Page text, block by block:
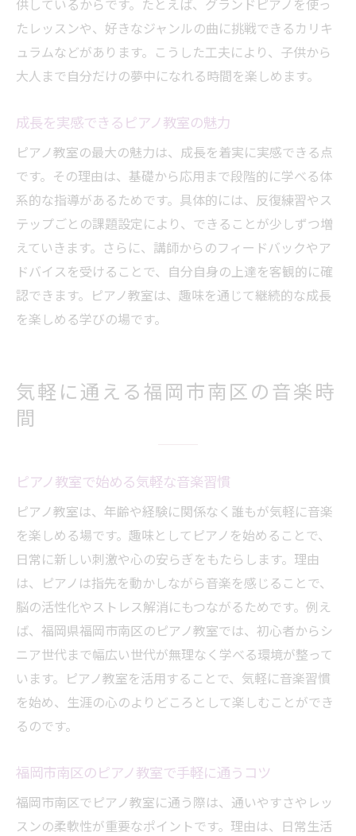
供しているからです。たとえば、グランドピアノを使っ
たレッスンや、好きなジャンルの曲に挑戦できるカリキ
ュラムなどがあります。こうした工夫により、子供から
大人まで自分だけの夢中になれる時間を楽しめます。
成長を実感できるピアノ教室の魅力
ピアノ教室の最大の魅力は、成長を着実に実感できる点
です。その理由は、基礎から応用まで段階的に学べる体
系的な指導があるためです。具体的には、反復練習やス
テップごとの課題設定により、できることが少しずつ増
えていきます。さらに、講師からのフィードバックやア
ドバイスを受けることで、自分自身の上達を客観的に確
認できます。ピアノ教室は、趣味を通じて継続的な成長
を楽しめる学びの場です。
気軽に通える福岡市南区の音楽時
間
ピアノ教室で始める気軽な音楽習慣
ピアノ教室は、年齢や経験に関係なく誰もが気軽に音楽
を楽しめる場です。趣味としてピアノを始めることで、
日常に新しい刺激や心の安らぎをもたらします。理由
は、ピアノは指先を動かしながら音楽を感じることで、
脳の活性化やストレス解消にもつながるためです。例え
ば、福岡県福岡市南区のピアノ教室では、初心者からシ
ニア世代まで幅広い世代が無理なく学べる環境が整って
います。ピアノ教室を活用することで、気軽に音楽習慣
を始め、生涯の心のよりどころとして楽しむことができ
るのです。
福岡市南区のピアノ教室で手軽に通うコツ
福岡市南区でピアノ教室に通う際は、通いやすさやレッ
スンの柔軟性が重要なポイントです。理由は、日常生活